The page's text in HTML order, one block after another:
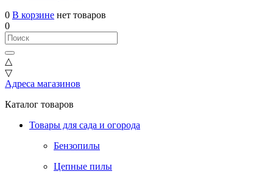
0 В корзине нет товаров
0
△
▽
Адреса магазинов
Каталог товаров
Товары для сада и огорода
Бензопилы
Цепные пилы